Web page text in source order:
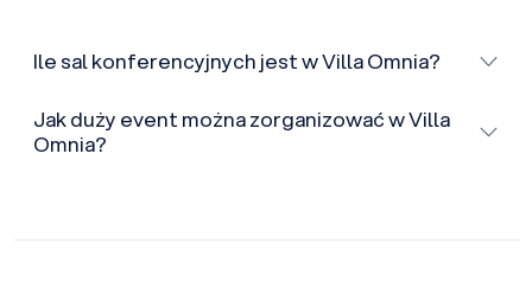
Ile sal konferencyjnych jest w Villa Omnia?
Jak duży event można zorganizować w Villa
Omnia?